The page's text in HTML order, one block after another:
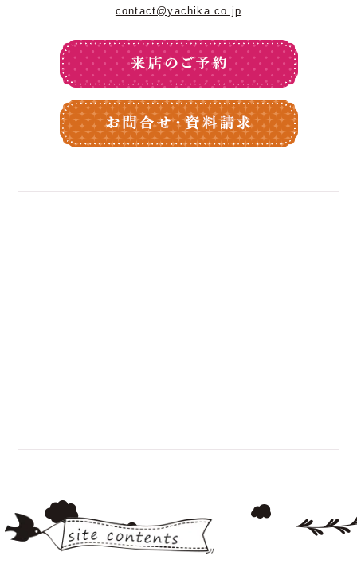
contact@yachika.co.jp